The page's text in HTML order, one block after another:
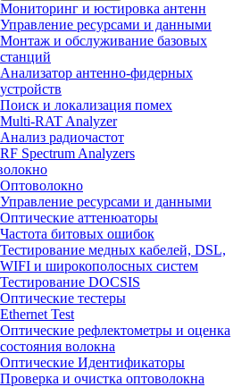
Мониторинг и юстировка антенн
Управление ресурсами и данными
Монтаж и обслуживание базовых
станций
Анализатор антенно-фидерных
устройств
Поиск и локализация помех
Multi-RAT Analyzer
Анализ радиочастот
RF Spectrum Analyzers
Оптоволокно
Управление ресурсами и данными
Оптические aттенюаторы
Частота битовых ошибок
Тестирование медных кабелей, DSL,
WIFI и широкополосных систем
Тестирование DOCSIS
Оптические тестеры
Ethernet Test
Оптические рефлектометры и оценка
состояния волокна
Оптические Идентификаторы
Проверка и очистка оптоволокна